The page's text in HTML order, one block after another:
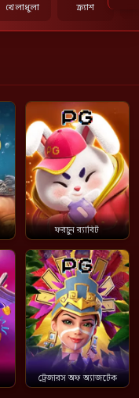
খেলাধুলা ক্র্যাশ
ফরচুন র‍্যাবিট
ট্রেজারস অফ অ্যাজটেক